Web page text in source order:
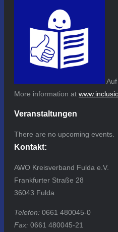
More information at
Veranstaltungen
There are no upcoming events.
Kontakt:
AWO Kreisverband Fulda e.V.
Frankfurter Straße 28
36043 Fulda
Telefon: 0661 480045-0
Fax: 0661 480045-21